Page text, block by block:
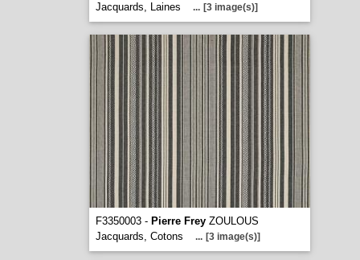
Jacquards, Laines
... [3 image(s)]
F3350003 - Pierre FreyZOULOUS
Jacquards, Cotons
... [3 image(s)]